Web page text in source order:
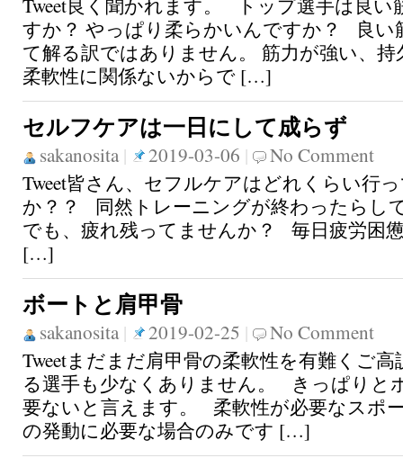
Tweet良く聞かれます。 トップ選手は良い
すか？ やっぱり柔らかいんですか？ 良い
て解る訳ではありません。 筋力が強い、
柔軟性に関係ないからで […]
セルフケアは一日にして成らず
sakanosita| 2019-03-06 |
No Comment
Tweet皆さん、セフルケアはどれくらい行
か？？ 同然トレーニングが終わったらし
でも、疲れ残ってませんか？ 毎日疲労困
[…]
ボートと肩甲骨
sakanosita| 2019-02-25 |
No Comment
Tweetまだまだ肩甲骨の柔軟性を有難くご
る選手も少なくありません。 きっぱりと
要ないと言えます。 柔軟性が必要なスポ
の発動に必要な場合のみです […]